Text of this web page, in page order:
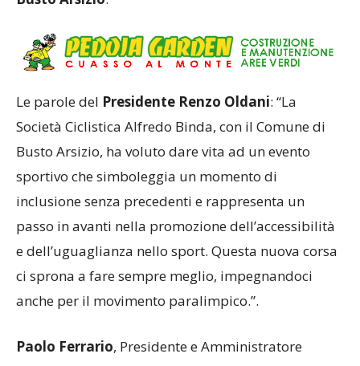
Le parole delPresidente Renzo Oldani: “La
Società Ciclistica Alfredo Binda, con il Comune di
Busto Arsizio, ha voluto dare vita ad un evento
sportivo che simboleggia un momento di
inclusione senza precedenti e rappresenta un
passo in avanti nella promozione dell’accessibilità
e dell’uguaglianza nello sport. Questa nuova corsa
ci sprona a fare sempre meglio, impegnandoci